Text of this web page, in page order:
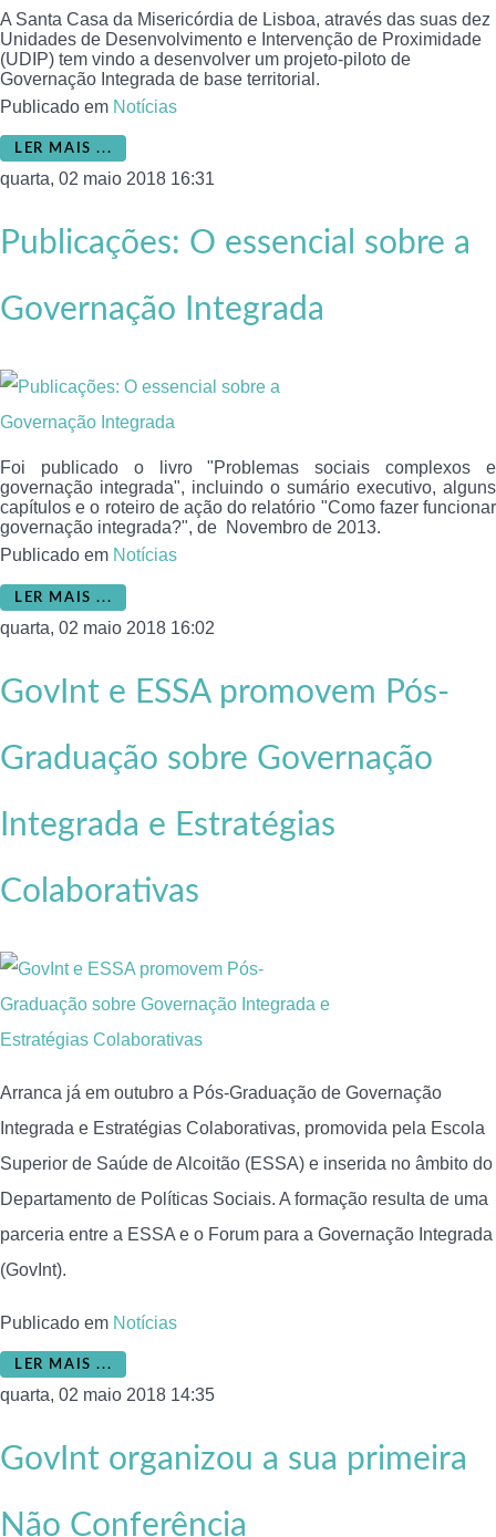
A Santa Casa da Misericórdia de Lisboa, através das suas dez
Unidades de Desenvolvimento e Intervenção de Proximidade
(UDIP) tem vindo a desenvolver um projeto-piloto de
Governação Integrada de base territorial.
Publicado em Notícias
LER MAIS ...
quarta, 02 maio 2018 16:31
Publicações: O essencial sobre a
Governação Integrada
Foi publicado o livro "Problemas sociais complexos e
governação integrada", incluindo o sumário executivo, alguns
capítulos e o roteiro de ação do relatório "Como fazer funcionar
governação integrada?", de Novembro de 2013.
Publicado em Notícias
LER MAIS ...
quarta, 02 maio 2018 16:02
GovInt e ESSA promovem Pós-
Graduação sobre Governação
Integrada e Estratégias
Colaborativas
Arranca já em outubro a Pós-Graduação de Governação
Integrada e Estratégias Colaborativas, promovida pela Escola
Superior de Saúde de Alcoitão (ESSA) e inserida no âmbito do
Departamento de Políticas Sociais. A formação resulta de uma
parceria entre a ESSA e o Forum para a Governação Integrada
(GovInt).
Publicado em Notícias
LER MAIS ...
quarta, 02 maio 2018 14:35
GovInt organizou a sua primeira
Não Conferência